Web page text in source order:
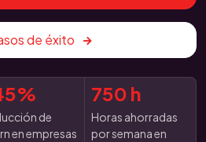
de éxito
de
en empresas
750 h
Horas ahorradas
por semana en